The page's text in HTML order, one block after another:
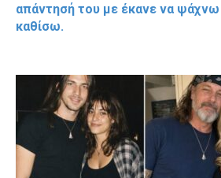
απάντησή του με έκανε να
καθίσω.